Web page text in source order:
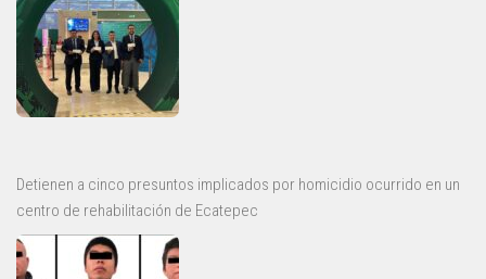
Detienen a cinco presuntos implicados por homicidio ocurrido en un
centro de rehabilitación de Ecatepec